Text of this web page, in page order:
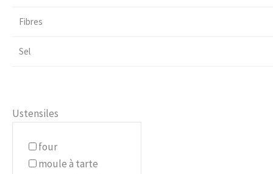
Fibres
Sel
Ustensiles
four
moule à tarte